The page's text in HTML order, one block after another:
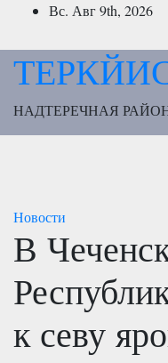
Перейти
содержимому
Вс. Авг 9th, 2026
НАДТЕРЕЧНАЯ
Новости
В
к севу